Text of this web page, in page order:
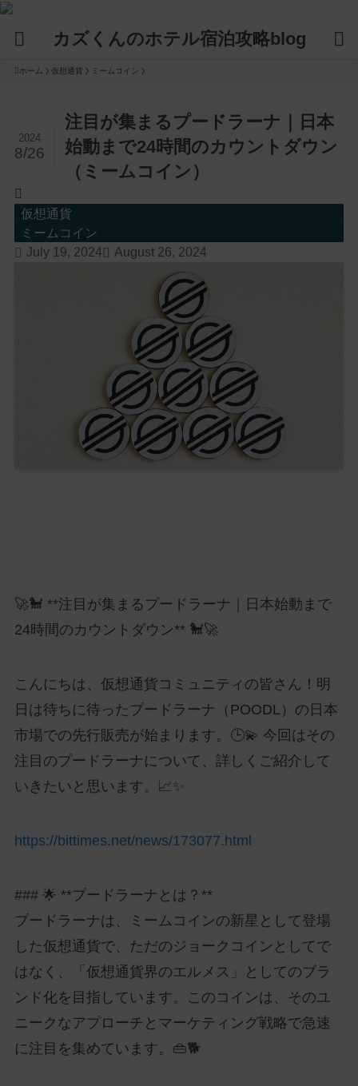
カズくんのホテル宿泊攻略blog
ホーム 仮想通貨 ミームコイン
注目が集まるプードラーナ｜日本
始動まで24時間のカウントダウン
（ミームコイン）
2024
8/26
仮想通貨
ミームコイン
July 19, 2024
August 26, 2024
🚀🐩 **注目が集まるプードラーナ｜日本始動まで
24時間のカウントダウン** 🐩🚀
こんにちは、仮想通貨コミュニティの皆さん！明
日は待ちに待ったプードラーナ（POODL）の日本
市場での先行販売が始まります。🕒💫 今回はその
注目のプードラーナについて、詳しくご紹介して
いきたいと思います。📈✨
https://bittimes.net/news/173077.html
### 🌟 **プードラーナとは？**
プードラーナは、ミームコインの新星として登場
した仮想通貨で、ただのジョークコインとしてで
はなく、「仮想通貨界のエルメス」としてのブラ
ンド化を目指しています。このコインは、そのユ
ニークなアプローチとマーケティング戦略で急速
に注目を集めています。👜🐕